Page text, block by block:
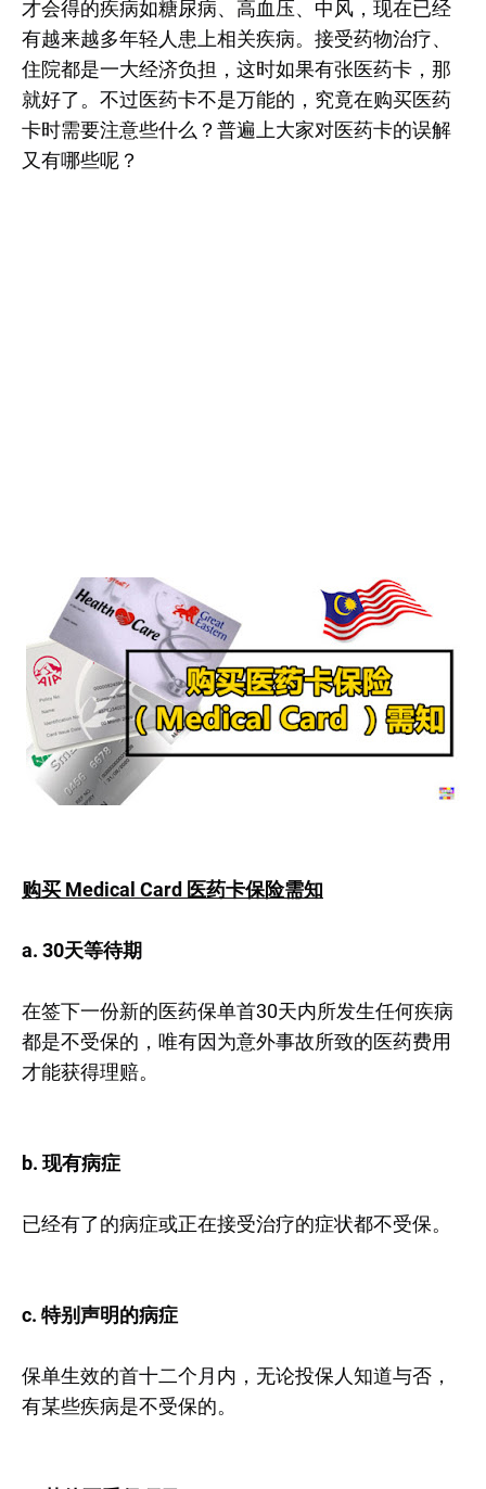
才会得的疾病如糖尿病、高血压、中风，现在已经
有越来越多年轻人患上相关疾病。接受药物治疗、
住院都是一大经济负担，这时如果有张医药卡，那
就好了。不过医药卡不是万能的，究竟在购买医药
卡时需要注意些什么？普遍上大家对医药卡的误解
又有哪些呢？
购买 Medical Card 医药卡保险需知
a. 30天等待期
在签下一份新的医药保单首30天内所发生任何疾病
都是不受保的，唯有因为意外事故所致的医药费用
才能获得理赔。
b. 现有病症
已经有了的病症或正在接受治疗的症状都不受保。
c. 特别声明的病症
保单生效的首十二个月内，无论投保人知道与否，
有某些疾病是不受保的。